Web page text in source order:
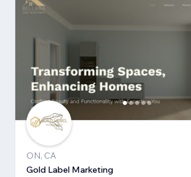
ON, CA
Gold Label Marketing